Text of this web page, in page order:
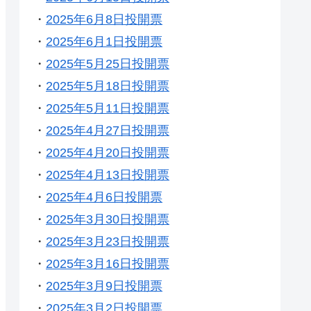
・ 2025年6月8日投開票
・ 2025年6月1日投開票
・ 2025年5月25日投開票
・ 2025年5月18日投開票
・ 2025年5月11日投開票
・ 2025年4月27日投開票
・ 2025年4月20日投開票
・ 2025年4月13日投開票
・ 2025年4月6日投開票
・ 2025年3月30日投開票
・ 2025年3月23日投開票
・ 2025年3月16日投開票
・ 2025年3月9日投開票